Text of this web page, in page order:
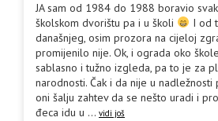
JA sam od 1984 do 1988 boravio
školskom dvorištu pa i u školi
I od
današnjeg, osim prozora na cijeloj
promijenilo nije. Ok, i ograda oko
sablasno i tužno izgleda, pa to je za
narodnosti. Čak i da nije u nadležnosti
oni šalju zahtev da se nešto uradi i
đeca idu u ... vidi još